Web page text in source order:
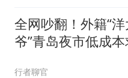
全网吵翻！外籍“洋
爷”青岛夜市低成本
行者聊官